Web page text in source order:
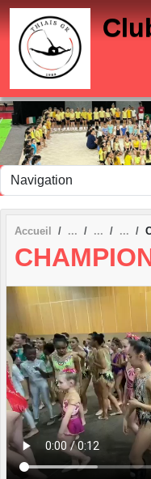
Accueil
Panneau de gestion des